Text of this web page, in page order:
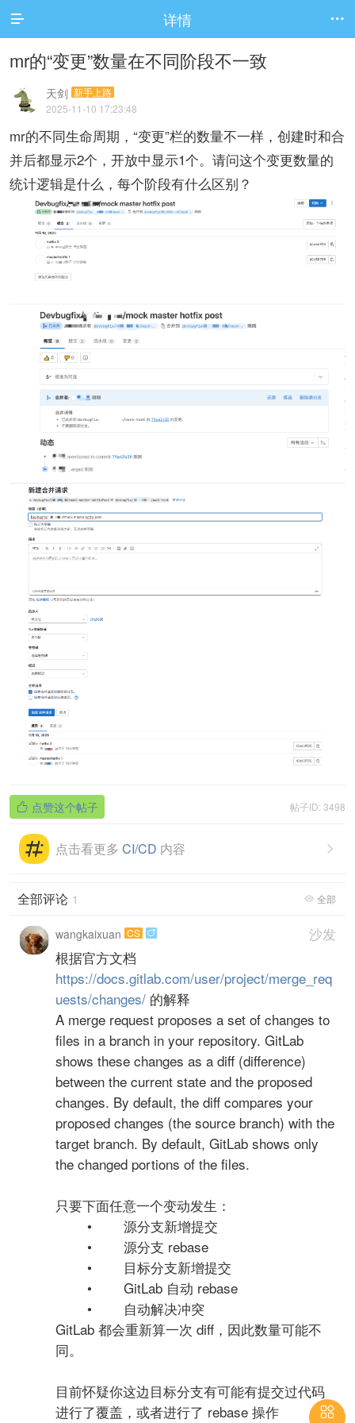
 详情 
mr的“变更”数量在不同阶段不一致
天剑 新手上路
2025-11-10 17:23:48
mr的不同生命周期，“变更”栏的数量不一样，创建时和合
并后都显示2个，开放中显示1个。请问这个变更数量的
统计逻辑是什么，每个阶段有什么区别？
帖子ID: 3498
 点赞这个帖子

点击看更多 CI/CD 内容
 全部
全部评论 1
沙发
wangkaixuan CS 
根据官方文档
https://docs.gitlab.com/user/project/merge_req
uests/changes/ 的解释
A merge request proposes a set of changes to
files in a branch in your repository. GitLab
shows these changes as a diff (difference)
between the current state and the proposed
changes. By default, the diff compares your
proposed changes (the source branch) with the
target branch. By default, GitLab shows only
the changed portions of the files.
只要下面任意一个变动发生：
• 源分支新增提交
• 源分支 rebase
• 目标分支新增提交
• GitLab 自动 rebase
• 自动解决冲突
GitLab 都会重新算一次 diff，因此数量可能不
同。
目前怀疑你这边目标分支有可能有提交过代码
进行了覆盖，或者进行了 rebase 操作
